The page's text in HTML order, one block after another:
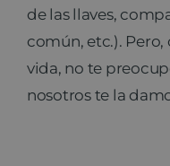
de las llaves,
común, etc.).
vida, no te
nosotros te la